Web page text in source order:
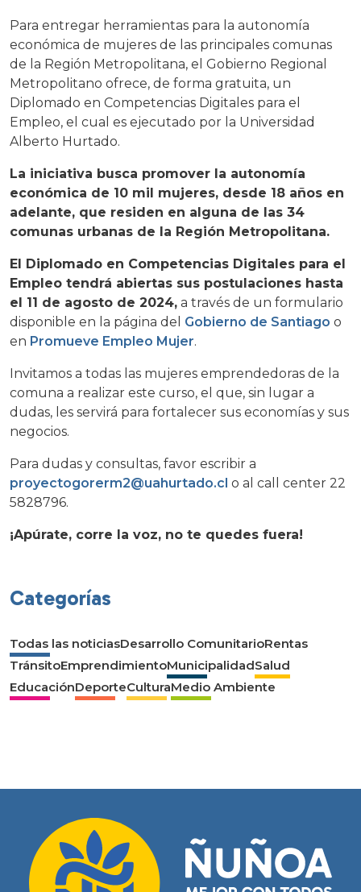
Para entregar herramientas para la autonomía
económica de mujeres de las principales comunas
de la Región Metropolitana, el Gobierno Regional
Metropolitano ofrece, de forma gratuita, un
Diplomado en Competencias Digitales para el
Empleo, el cual es ejecutado por la Universidad
Alberto Hurtado.
La iniciativa busca promover la autonomía
económica de 10 mil mujeres, desde 18 años en
adelante, que residen en alguna de las 34
comunas urbanas de la Región Metropolitana.
El Diplomado en Competencias Digitales para el
Empleo tendrá abiertas sus postulaciones hasta
el 11 de agosto de 2024, a través de un formulario
disponible en la página del Gobierno de Santiago o
en Promueve Empleo Mujer.
Invitamos a todas las mujeres emprendedoras de la
comuna a realizar este curso, el que, sin lugar a
dudas, les servirá para fortalecer sus economías y sus
negocios.
Para dudas y consultas, favor escribir a
proyectogorerm2@uahurtado.cl o al call center 22
5828796.
¡Apúrate, corre la voz, no te quedes fuera!
Categorías
Todas las noticiasDesarrollo ComunitarioRentas
TránsitoEmprendimientoMunicipalidadSalud
EducaciónDeporteCulturaMedio Ambiente